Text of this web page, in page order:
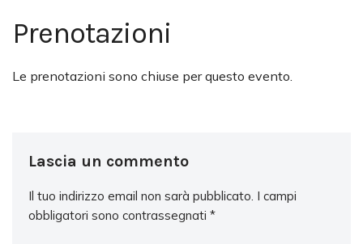
Prenotazioni
Le prenotazioni sono chiuse per questo evento.
Lascia un commento
Il tuo indirizzo email non sarà pubblicato. I campi
obbligatori sono contrassegnati *